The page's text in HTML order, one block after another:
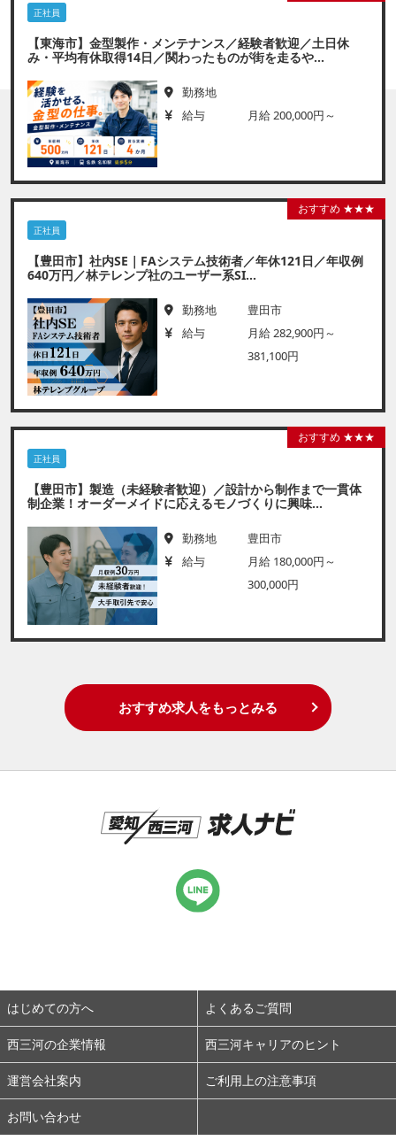
正社員
【東海市】金型製作・メンテナンス／経験者歓迎／土日休
み・平均有休取得14日／関わったものが街を走るや...
勤務地
給与
月給 200,000円～
おすすめ ★★★
正社員
【豊田市】社内SE｜FAシステム技術者／年休121日／年収例
640万円／林テレンプ社のユーザー系SI...
勤務地
豊田市
給与
月給 282,900円～
381,100円
おすすめ ★★★
正社員
【豊田市】製造（未経験者歓迎）／設計から制作まで一貫体
制企業！オーダーメイドに応えるモノづくりに興味...
勤務地
豊田市
給与
月給 180,000円～
300,000円
おすすめ求人をもっとみる
はじめての方へ よくあるご質問
西三河の企業情報 西三河キャリアのヒント
運営会社案内 ご利用上の注意事項
お問い合わせ